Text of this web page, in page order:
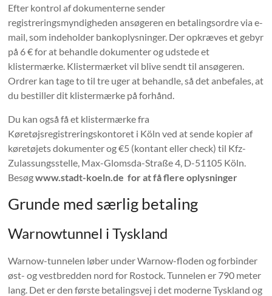
Efter kontrol af dokumenterne sender
registreringsmyndigheden ansøgeren en betalingsordre via e-
mail, som indeholder bankoplysninger. Der opkræves et gebyr
på 6 € for at behandle dokumenter og udstede et
klistermærke. Klistermærket vil blive sendt til ansøgeren.
Ordrer kan tage to til tre uger at behandle, så det anbefales, at
du bestiller dit klistermærke på forhånd.
Du kan også få et klistermærke fra
Køretøjsregistreringskontoret i Köln ved at sende kopier af
køretøjets dokumenter og €5 (kontant eller check) til Kfz-
Zulassungsstelle, Max-Glomsda-Straße 4, D-51105 Köln.
Besøgwww.stadt-koeln.de for at få flere oplysninger
Grunde med særlig betaling
Warnowtunnel i Tyskland
Warnow-tunnelen løber under Warnow-floden og forbinder
øst- og vestbredden nord for Rostock. Tunnelen er 790 meter
lang. Det er den første betalingsvej i det moderne Tyskland og